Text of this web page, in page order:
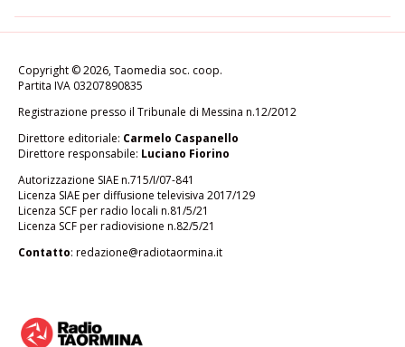
Copyright © 2026, Taomedia soc. coop.
Partita IVA 03207890835
Registrazione presso il Tribunale di Messina n.12/2012
Direttore editoriale: Carmelo Caspanello
Direttore responsabile: Luciano Fiorino
Autorizzazione SIAE n.715/I/07-841
Licenza SIAE per diffusione televisiva 2017/129
Licenza SCF per radio locali n.81/5/21
Licenza SCF per radiovisione n.82/5/21
Contatto: redazione@radiotaormina.it